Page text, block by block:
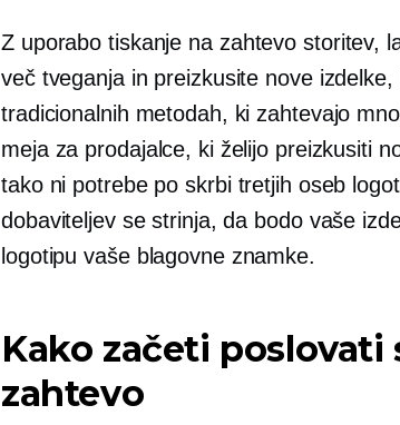
Z uporabotiskanje na zahtevo storitev,
več tveganja in preizkusite nove
tradicionalnih metodah, ki zahtevajo
meja za prodajalce, ki želijo preizkusiti
tako ni potrebe po skrbi tretjih oseb
dobaviteljev se strinja, da bodo vaše
logotipu vaše blagovne znamke.
Kako začeti poslovati
zahtevo